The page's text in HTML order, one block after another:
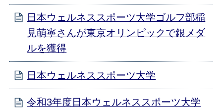
日本ウェルネススポーツ大学ゴルフ部稲
見萌寧さんが東京オリンピックで銀メダ
ルを獲得
日本ウェルネススポーツ大学
令和3年度日本ウェルネススポーツ大学